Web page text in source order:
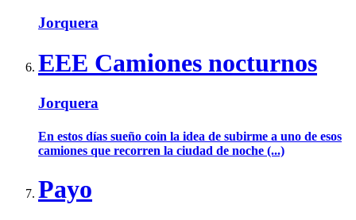
Jorquera
EEE Camiones nocturnos
Jorquera
En estos días sueño coin la idea de subirme a uno de esos
camiones que recorren la ciudad de noche (...)
Payo